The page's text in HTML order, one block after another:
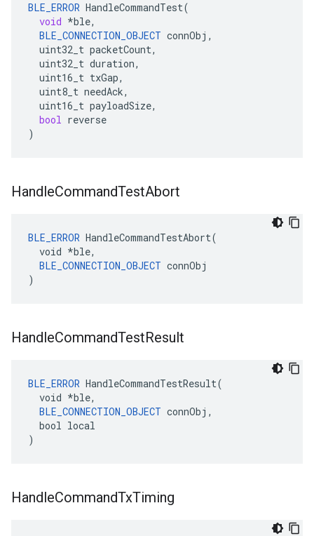
BLE_ERROR HandleCommandTest(
void *ble,
BLE_CONNECTION_OBJECT connObj ,
uint32_t packetCount,
uint32_t duration,
uint16_t txGap,
uint8_t needAck,
uint16_t payloadSize,
bool reverse
)
HandleCommandTestAbort
BLE_ERROR HandleCommandTestAbort(
  void *ble,
BLE_CONNECTION_OBJECT connObj
)
HandleCommandTestResult
BLE_ERROR HandleCommandTestResult(
  void *ble,
BLE_CONNECTION_OBJECT connObj,
  bool local
)
HandleCommandTxTiming